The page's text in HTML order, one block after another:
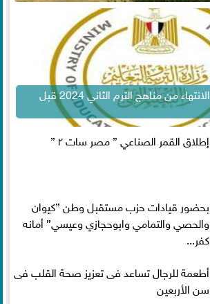
التعليم تشدد على الانتهاء من مناهج الترم الثاني 2024 قبل
إطلاق القمر الصناعي ” مصر سات ٢ ”
بحضور قيادات حزب مستقبل وطن ”كيوان
والحصي والتمامي وابوحجازي وعيسي” أمانه
كفر...
أطعمة للرجال تساعد فى تعزيز صحة القلب فى
سن الأربعين